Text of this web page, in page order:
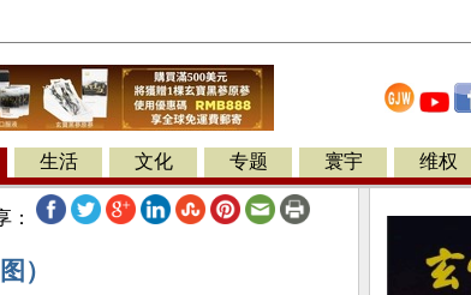
生活 文化 专题 寰宇 维权
：
）